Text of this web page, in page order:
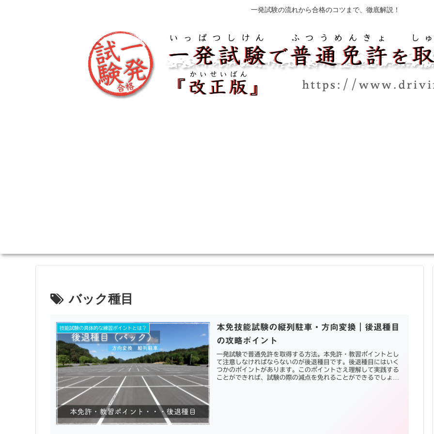
一発試験の流れから合格のコツまで、徹底解説！
バック種目
技能試験の具体的な練習ポイントとは？
本免技能試験の縦列駐車・方向変換｜後退種目
の攻略ポイント
一発試験で普通免許を取得する方法。本免許・教習ポイントとし
て注意しなければならないのが後退種目です。後退種目にはいく
つかのポイントがあります。このポイントさえ理解して実践する
ことができれば、試験の際の減点を免れることができるでしょ